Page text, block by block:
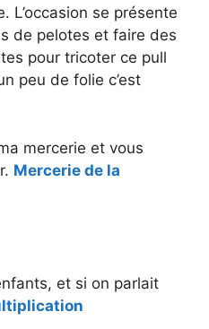
L’occasion se présente
de pelotes et faire des
pour tricoter ce pull
peu de folie c’est
mercerie et vous
Mercerie de la
et si on parlait